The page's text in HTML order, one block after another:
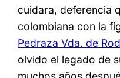
cuidara, deferencia
colombiana con la
Pedraza Vda. de
olvido el legado de